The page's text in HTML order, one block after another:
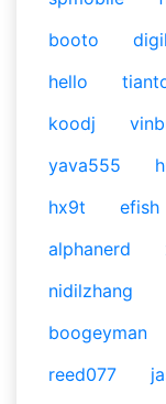
booto
hello
koodj
yava555
hx9t
efish
alphanerd
nidilzhang
boogeyman
reed077